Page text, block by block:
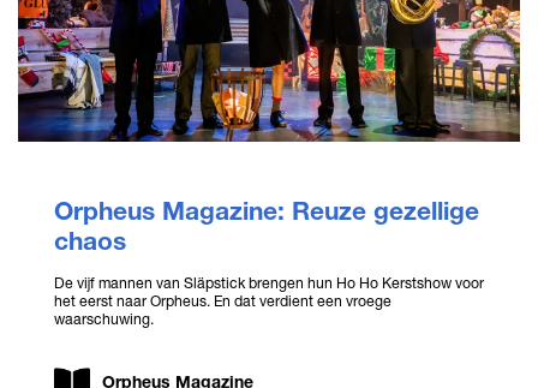
Orpheus Magazine: Reuze gezellige
chaos
De vijf mannen van Släpstick brengen hun Ho Ho Kerstshow voor
het eerst naar Orpheus. En dat verdient een vroege
waarschuwing.
Orpheus Magazine